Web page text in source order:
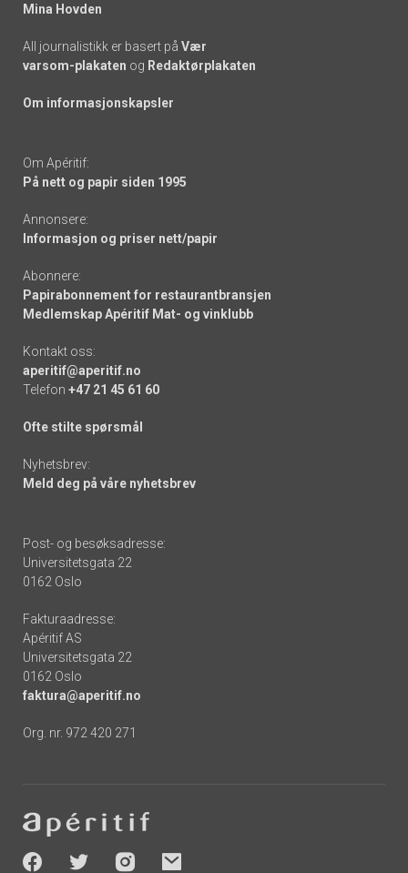
Mina Hovden
All journalistikk er basert på Vær
varsom-plakaten og Redaktørplakaten
Om informasjonskapsler
Om Apéritif:
På nett og papir siden 1995
Annonsere:
Informasjon og priser nett/papir
Abonnere:
Papirabonnement for restaurantbransjen
Medlemskap Apéritif Mat- og vinklubb
Kontakt oss:
aperitif@aperitif.no
Telefon +47 21 45 61 60
Ofte stilte spørsmål
Nyhetsbrev:
Meld deg på våre nyhetsbrev
Post- og besøksadresse:
Universitetsgata 22
0162 Oslo
Fakturaadresse:
Apéritif AS
Universitetsgata 22
0162 Oslo
faktura@aperitif.no
Org. nr. 972 420 271
-